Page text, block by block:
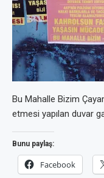
Bu Mahalle Bizim
etmesi yapılan duvar
Bunu paylaş:
Facebook